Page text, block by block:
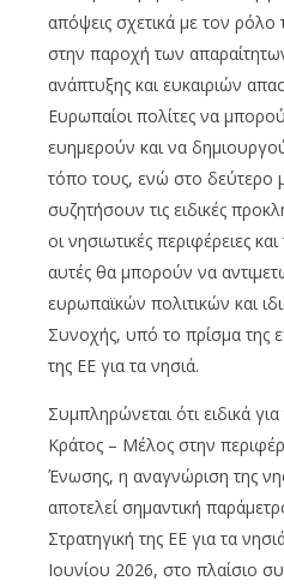
απόψεις σχετικά με τον ρόλο
στην παροχή των
ανάπτυξης και ευκαιριών
Ευρωπαίοι πολίτες να
ευημερούν και να
τόπο τους, ενώ στο δεύτερο
συζητήσουν τις ειδικές
οι νησιωτικές περιφέρειες
αυτές θα μπορούν να
ευρωπαϊκών πολιτικών και
Συνοχής, υπό το πρίσμα της
της ΕΕ για τα νησιά.
Συμπληρώνεται ότι ειδικά
Κράτος – Μέλος στην
Ένωσης, η αναγνώριση της
αποτελεί σημαντική
Στρατηγική της ΕΕ για τα
Ιουνίου 2026, στο πλαίσιο